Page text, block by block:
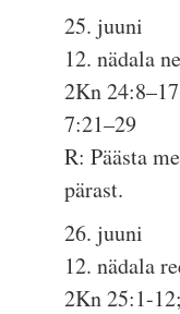
25. juuni
12. nädala
2Kn
7:21–29
R: Päästa
pärast.
26. juuni
12. nädala
2Kn 25:1-